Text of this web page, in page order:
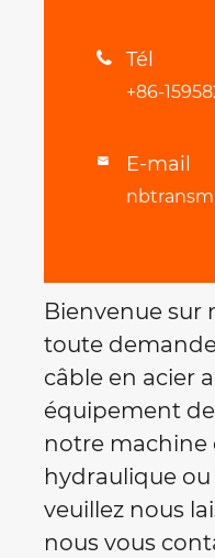
 Tél
+86-
 E-mail
Bienvenue sur
toute
câble en acier
équipement
notre machine
hydraulique
veuillez nous
nous vous